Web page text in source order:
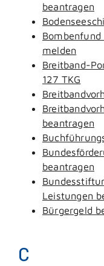
beantragen
melden
Breitband-
127 TKG
beantragen
beantragen
Leistungen
Bürgergeld
C